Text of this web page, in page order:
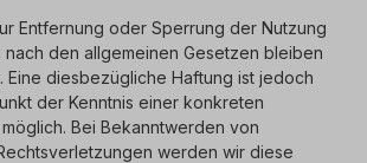
Entfernung oder Sperrung der Nutzung
nach den allgemeinen Gesetzen bleiben
Eine diesbezügliche Haftung ist jedoch
der Kenntnis einer konkreten
Bei Bekanntwerden von
werden wir diese